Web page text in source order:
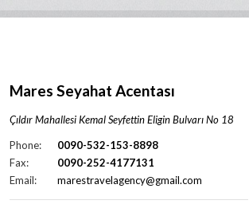
Mares Seyahat Acentası
Çıldır Mahallesi Kemal Seyfettin Eligin Bulvarı No 18
Phone:
0090-532-153-8898
Fax:
0090-252-4177131
Email:
marestravelagency@gmail.com